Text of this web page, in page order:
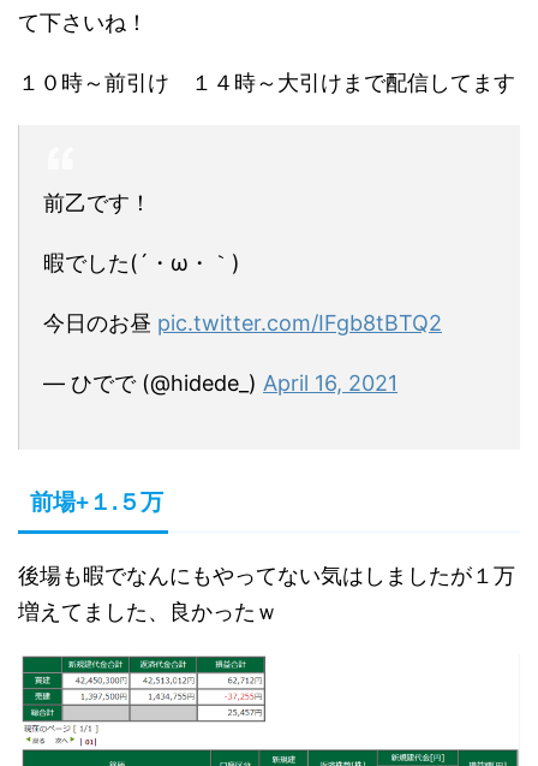
て下さいね！
１０時～前引け １４時～大引けまで配信してます
前乙です！
暇でした(´・ω・｀)
今日のお昼 pic.twitter.com/IFgb8tBTQ2
— ひでで (@hidede_) April 16, 2021
前場+１.５万
後場も暇でなんにもやってない気はしましたが１万
増えてました、良かったｗ